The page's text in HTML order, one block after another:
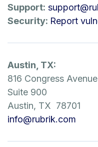
Support:
Security: Report
Austin, TX:
816 Congress Avenue
Suite 900
Austin, TX 78701
info@rubrik.com